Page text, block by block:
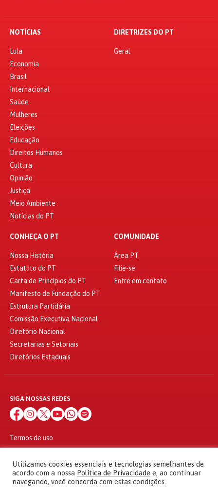
NOTÍCIAS
Lula
Economia
Brasil
Internacional
Saúde
Mulheres
Eleições
Educação
Direitos Humanos
Cultura
Opinião
Justiça
Meio Ambiente
Notícias do PT
DIRETRIZES DO PT
Geral
CONHEÇA O PT
Nossa História
Estatuto do PT
Carta de Princípios do PT
Manifesto de Fundação do PT
Estrutura Partidária
Comissão Executiva Nacional
Diretório Nacional
Secretarias e Setoriais
Diretórios Estaduais
COMUNIDADE
Área PT
Filie-se
Entre em contato
SIGA NOSSAS REDES
Termos de uso
© 2010 - 2026
Partido dos Trabalhadores Todos os direitos reservados
Utilizamos cookies essenciais e tecnologias semelhantes de
acordo com a nossa Política de Privacidade e, ao continuar
navegando, você concorda com estas condições.